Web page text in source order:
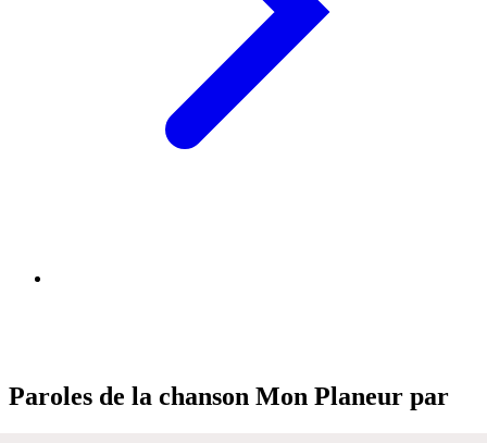
Paroles de la chanson Mon Planeur par